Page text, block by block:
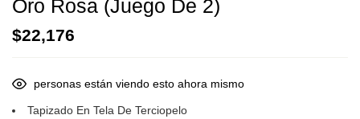
Oro Rosa (juego De 2)
$22,176
personas están viendo esto ahora mismo
Tapizado En Tela De Terciopelo